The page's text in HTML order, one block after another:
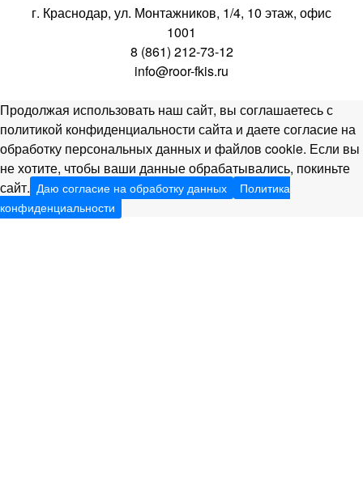
г. Краснодар, ул. Монтажников, 1/4, 10 этаж, офис
1001
8 (861) 212-73-12
info@roor-fkis.ru
Продолжая использовать наш сайт, вы соглашаетесь с
политикой конфиденциальности сайта и даете согласие на
обработку персональных данных и файлов cookie. Если вы
не хотите, чтобы ваши данные обрабатывались, покиньте
сайт. Даю согласие на обработку данных
Политика
конфиденциальности